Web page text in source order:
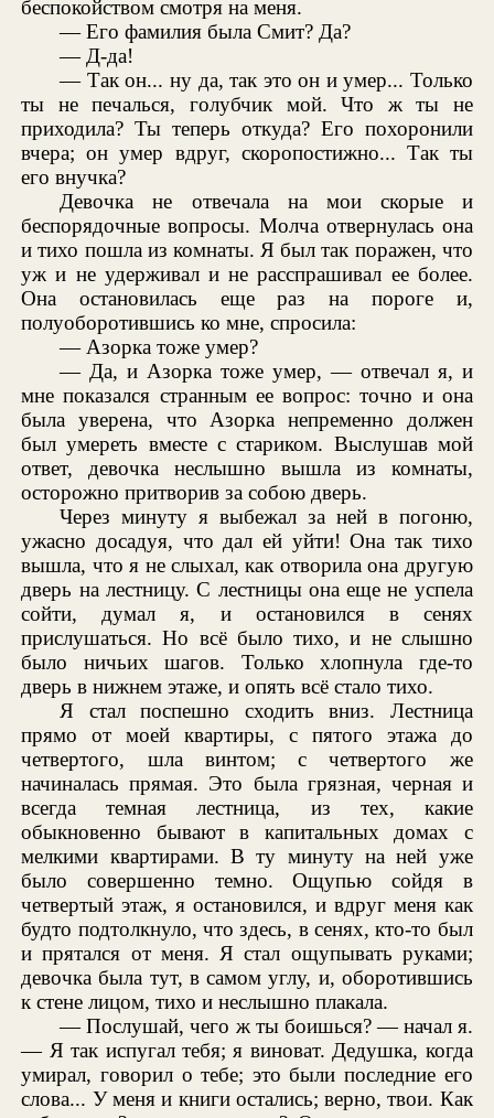
беспокойством смотря на меня.
— Его фамилия была Смит? Да?
— Д-да!
— Так он... ну да, так это он и умер... Только
ты не печалься, голубчик мой. Что ж ты не
приходила? Ты теперь откуда? Его похоронили
вчера; он умер вдруг, скоропостижно... Так ты
его внучка?
Девочка не отвечала на мои скорые и
беспорядочные вопросы. Молча отвернулась она
и тихо пошла из комнаты. Я был так поражен, что
уж и не удерживал и не расспрашивал ее более.
Она остановилась еще раз на пороге и,
полуоборотившись ко мне, спросила:
— Азорка тоже умер?
— Да, и Азорка тоже умер, — отвечал я, и
мне показался странным ее вопрос: точно и она
была уверена, что Азорка непременно должен
был умереть вместе с стариком. Выслушав мой
ответ, девочка неслышно вышла из комнаты,
осторожно притворив за собою дверь.
Через минуту я выбежал за ней в погоню,
ужасно досадуя, что дал ей уйти! Она так тихо
вышла, что я не слыхал, как отворила она другую
дверь на лестницу. С лестницы она еще не успела
сойти, думал я, и остановился в сенях
прислушаться. Но всё было тихо, и не слышно
было ничьих шагов. Только хлопнула где-то
дверь в нижнем этаже, и опять всё стало тихо.
Я стал поспешно сходить вниз. Лестница
прямо от моей квартиры, с пятого этажа до
четвертого, шла винтом; с четвертого же
начиналась прямая. Это была грязная, черная и
всегда темная лестница, из тех, какие
обыкновенно бывают в капитальных домах с
мелкими квартирами. В ту минуту на ней уже
было совершенно темно. Ощупью сойдя в
четвертый этаж, я остановился, и вдруг меня как
будто подтолкнуло, что здесь, в сенях, кто-то был
и прятался от меня. Я стал ощупывать руками;
девочка была тут, в самом углу, и, оборотившись
к стене лицом, тихо и неслышно плакала.
— Послушай, чего ж ты боишься? — начал я.
— Я так испугал тебя; я виноват. Дедушка, когда
умирал, говорил о тебе; это были последние его
слова... У меня и книги остались; верно, твои. Как